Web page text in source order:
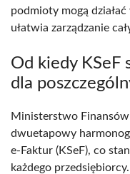
podmioty mogą
ułatwia zarządzanie
Od kiedy KSeF
dla
Ministerstwo Finansów
dwuetapowy
e-Faktur (KSeF), co
każdego